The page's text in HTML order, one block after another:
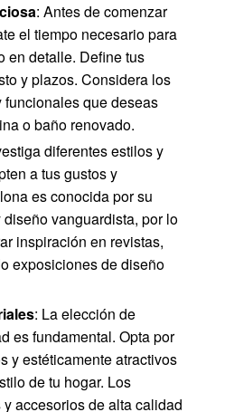
: Antes de comenzar
el tiempo necesario para
en detalle. Define tus
y plazos. Considera los
funcionales que deseas
o baño renovado.
diferentes estilos y
a tus gustos y
es conocida por su
vanguardista, por lo
inspiración en revistas,
exposiciones de diseño
: La elección de
es fundamental. Opta por
y estéticamente atractivos
de tu hogar. Los
accesorios de alta calidad